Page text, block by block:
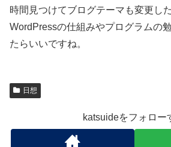
時間見つけてブログテーマも変更し
WordPressの仕組みやプログラムの
たらいいですね。
日想
katsuideをフォロー